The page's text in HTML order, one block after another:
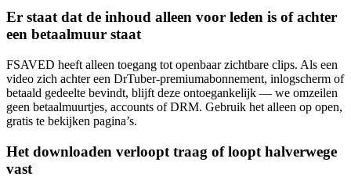
Er staat dat de inhoud alleen voor leden is of achter
een betaalmuur staat
FSAVED heeft alleen toegang tot openbaar zichtbare clips. Als een
video zich achter een DrTuber-premiumabonnement, inlogscherm of
betaald gedeelte bevindt, blijft deze ontoegankelijk — we omzeilen
geen betaalmuurtjes, accounts of DRM. Gebruik het alleen op open,
gratis te bekijken pagina’s.
Het downloaden verloopt traag of loopt halverwege
vast